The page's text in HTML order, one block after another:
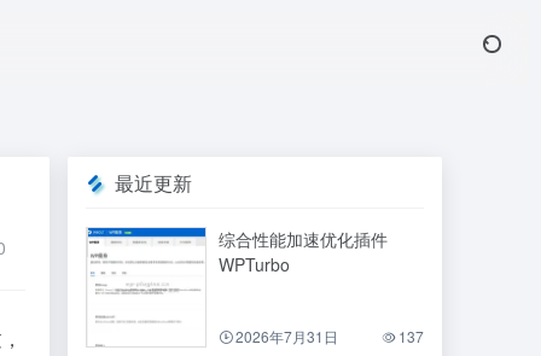
最近更新
综合性能加速优化插件
WPTurbo
2026年7月31日 137